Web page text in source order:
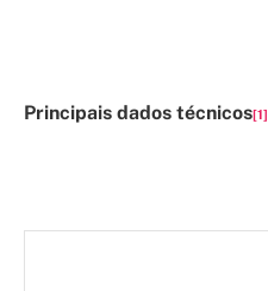
Principais dados técnicos[1]